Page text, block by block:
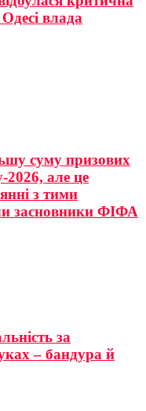
влада
суму призових
2026, але це
з тими
засновники ФІФА
за
– бандура й